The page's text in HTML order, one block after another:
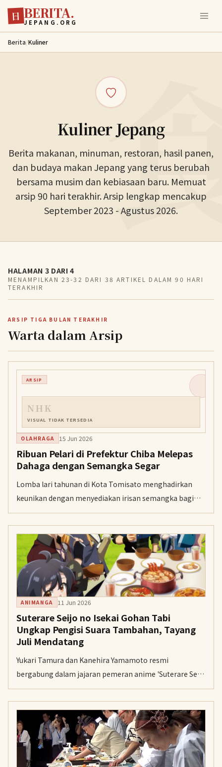
Lewati ke konten utama
日 BERITA.
JEPANG.ORG
Berita/Kuliner
Kuliner Jepang
Berita makanan, minuman, restoran, hasil panen,
dan budaya makan Jepang yang terus berubah
bersama musim dan kebiasaan baru. Memuat
arsip 90 hari terakhir. Arsip lengkap mencakup
September 2023 - Agustus 2026.
HALAMAN 3 DARI 4
MENAMPILKAN 23-32 DARI 38 ARTIKEL DALAM 90 HARI
TERAKHIR
ARSIP TIGA BULAN TERAKHIR
Warta dalam Arsip
ARSIP
NHK
VISUAL TIDAK TERSEDIA
OLAHRAGA 15 Jun 2026
Ribuan Pelari di Prefektur Chiba Melepas
Dahaga dengan Semangka Segar
Lomba lari tahunan di Kota Tomisato menghadirkan
keunikan dengan menyediakan irisan semangka bagi
ribuan peserta guna merayakan puncak panen dan 100
tahun budidaya buah tersebut.
ANIMANGA 11 Jun 2026
Suterare Seijo no Isekai Gohan Tabi
Ungkap Pengisi Suara Tambahan, Tayang
Juli Mendatang
Yukari Tamura dan Kanehira Yamamoto resmi
bergabung dalam jajaran pemeran anime 'Suterare Seijo
no Isekai Gohan Tabi' yang dijadwalkan memulai
penayangannya pada 6 Juli 2026.